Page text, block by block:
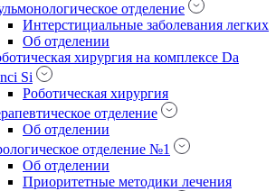
отделение
Интерстициальные заболевания легких
Об отделении
хирургия на комплексе Da
Si
Роботическая хирургия
отделение
Об отделении
отделение №1
Об отделении
Приоритетные методики лечения